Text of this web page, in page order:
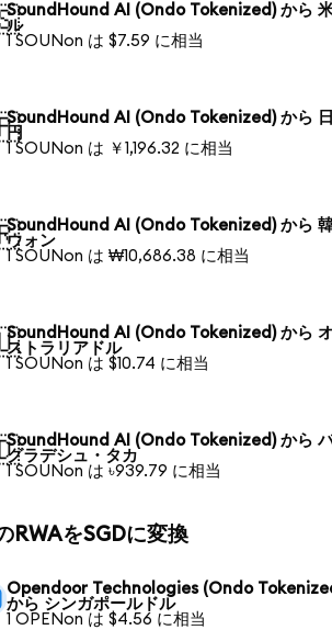
SoundHound AI (Ondo Tokenized) から
ル
1 SOUNon は $7.59 に相当
SoundHound AI (Ondo Tokenized) から
円
1 SOUNon は ￥1,196.32 に相当
SoundHound AI (Ondo Tokenized) から
ウォン
1 SOUNon は ₩10,686.38 に相当
SoundHound AI (Ondo Tokenized) から
ストラリアドル
1 SOUNon は $10.74 に相当
SoundHound AI (Ondo Tokenized) から
グラデシュ・タカ
1 SOUNon は ৳939.79 に相当
RWAをSGDに変換
Opendoor Technologies (Ondo
から シンガポールドル
1 OPENon は $4.56 に相当